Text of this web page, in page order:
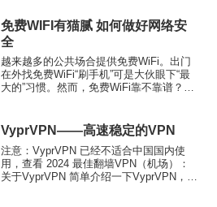
没有“Login”选项，点击“Client Ar...
免费WIFI有猫腻 如何做好网络安
全
越来越多的公共场合提供免费WiFi。出门
在外找免费WiFi“刷手机”可是大伙眼下“最
大的”习惯。然而，免费WiFi靠不靠谱？日
出时，大家不要用无需密码的免费WiF...
VyprVPN——高速稳定的VPN
注意：VyprVPN 已经不适合中国国内使
用，查看 2024 最佳翻墙VPN（机场）：
关于VyprVPN 简单介绍一下VyprVPN，官